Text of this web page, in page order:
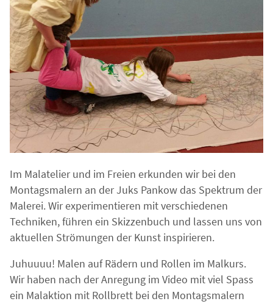
Im Malatelier und im Freien erkunden wir bei den
Montagsmalern an der Juks Pankow das Spektrum der
Malerei. Wir experimentieren mit verschiedenen
Techniken, führen ein Skizzenbuch und lassen uns von
aktuellen Strömungen der Kunst inspirieren.
Juhuuuu! Malen auf Rädern und Rollen im Malkurs.
Wir haben nach der Anregung im Video mit viel Spass
ein Malaktion mit Rollbrett bei den Montagsmalern